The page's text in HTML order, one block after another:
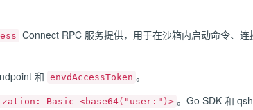
Connect RPC 服务提供，用于在沙箱内启动命令、
和 envdAccessToken 。
Basic <base64("user:")> 。Go SDK 和